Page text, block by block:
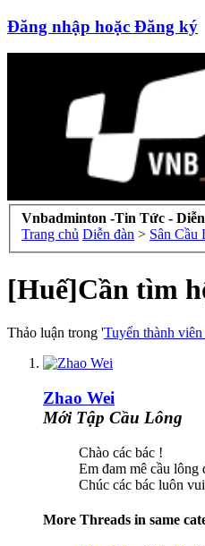
Đăng nhập hoặc Đăng ký
Vnbadminton -Tin Tức -
Trang chủ Diễn đàn > Sân Cầu
[Huế]Cần tìm
Thảo luận trong 'Tuyển thành
Zhao Wei
Mới Tập Cầu Lông
Chào các bác !
Em đam mê cầu lông
Chúc các bác luôn
More Threads in same